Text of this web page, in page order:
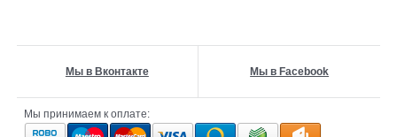
Мы в Вконтакте Мы в Facebook
Мы принимаем к оплате: